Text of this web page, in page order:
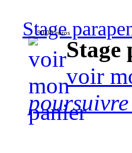
Stage
90,00 euros
voir
poursuivre